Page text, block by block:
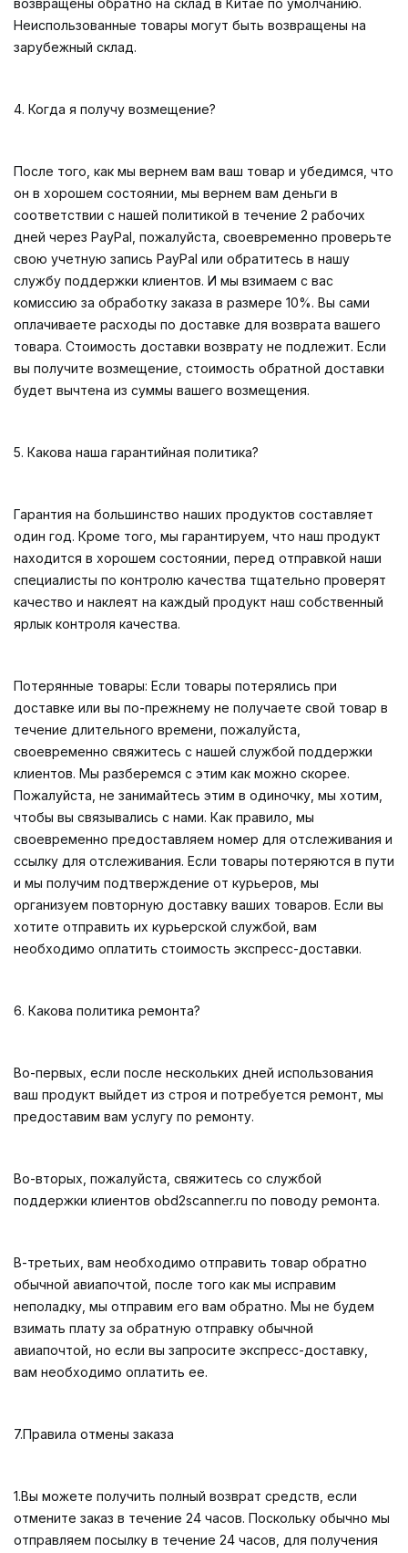
возвращены обратно на склад в Китае по умолчанию.
Неиспользованные товары могут быть возвращены на
зарубежный склад.
4. Когда я получу возмещение?
После того, как мы вернем вам ваш товар и убедимся, что
он в хорошем состоянии, мы вернем вам деньги в
соответствии с нашей политикой в течение 2 рабочих
дней через PayPal, пожалуйста, своевременно проверьте
свою учетную запись PayPal или обратитесь в нашу
службу поддержки клиентов. И мы взимаем с вас
комиссию за обработку заказа в размере 10%. Вы сами
оплачиваете расходы по доставке для возврата вашего
товара. Стоимость доставки возврату не подлежит. Если
вы получите возмещение, стоимость обратной доставки
будет вычтена из суммы вашего возмещения.
5. Какова наша гарантийная политика?
Гарантия на большинство наших продуктов составляет
один год. Кроме того, мы гарантируем, что наш продукт
находится в хорошем состоянии, перед отправкой наши
специалисты по контролю качества тщательно проверят
качество и наклеят на каждый продукт наш собственный
ярлык контроля качества.
Потерянные товары: Если товары потерялись при
доставке или вы по-прежнему не получаете свой товар в
течение длительного времени, пожалуйста,
своевременно свяжитесь с нашей службой поддержки
клиентов. Мы разберемся с этим как можно скорее.
Пожалуйста, не занимайтесь этим в одиночку, мы хотим,
чтобы вы связывались с нами. Как правило, мы
своевременно предоставляем номер для отслеживания и
ссылку для отслеживания. Если товары потеряются в пути
и мы получим подтверждение от курьеров, мы
организуем повторную доставку ваших товаров. Если вы
хотите отправить их курьерской службой, вам
необходимо оплатить стоимость экспресс-доставки.
6. Какова политика ремонта?
Во-первых, если после нескольких дней использования
ваш продукт выйдет из строя и потребуется ремонт, мы
предоставим вам услугу по ремонту.
Во-вторых, пожалуйста, свяжитесь со службой
поддержки клиентов obd2scanner.ru по поводу ремонта.
В-третьих, вам необходимо отправить товар обратно
обычной авиапочтой, после того как мы исправим
неполадку, мы отправим его вам обратно. Мы не будем
взимать плату за обратную отправку обычной
авиапочтой, но если вы запросите экспресс-доставку,
вам необходимо оплатить ее.
7.Правила отмены заказа
1.Вы можете получить полный возврат средств, если
отмените заказ в течение 24 часов. Поскольку обычно мы
отправляем посылку в течение 24 часов, для получения